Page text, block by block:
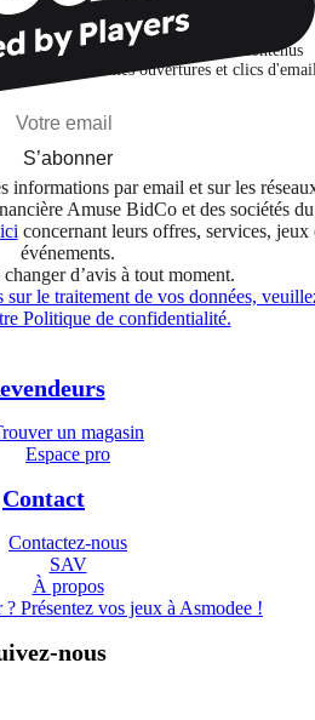
des jeux, des nouveautés et des contenus
d'intérêt et mes ouvertures et clics
S’abonner
informations par email et sur les
Amuse BidCo et des sociétés du
ici concernant leurs offres, services, jeux
événements.
d’avis à tout moment.
le traitement de vos données,
Politique de confidentialité.
un magasin
Espace pro
Contact
Contactez-nous
SAV
À propos
? Présentez vos jeux à Asmodee !
nous